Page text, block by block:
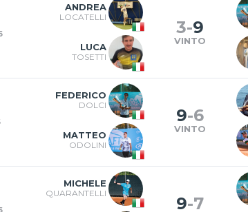
ANDREA
LOCATELLI
LUCA
TOSETTI
3-9
VINTO
FEDERICO
DOLCI
MATTEO
ODOLINI
9-6
VINTO
MICHELE
QUARANTELLI
9-7